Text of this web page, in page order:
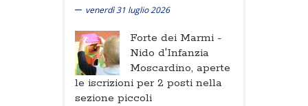
venerdì 31 luglio 2026
Forte dei Marmi -
Nido d'Infanzia
Moscardino, aperte
le iscrizioni per 2 posti nella
sezione piccoli